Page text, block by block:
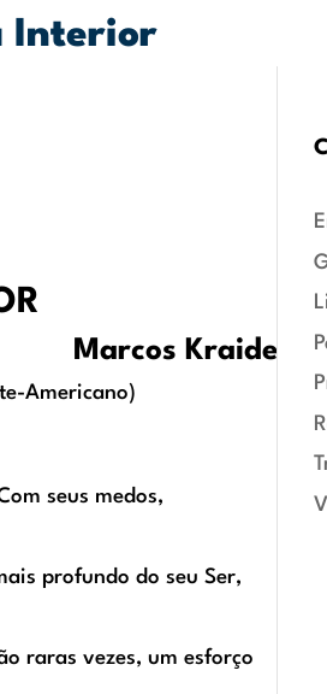
Interior
Marcos Kraide
Americano)
seus medos,
profundo do seu Ser,
raras vezes, um esforço